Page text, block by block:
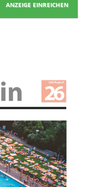
ANZEIGE EINREICHEN